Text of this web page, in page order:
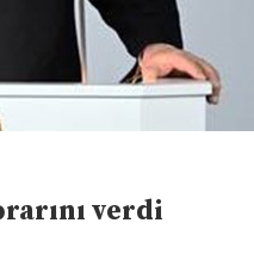
verdi